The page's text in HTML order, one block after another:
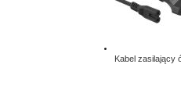
Kabel zasilający